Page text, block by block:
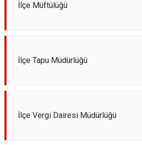
İlçe Müftülüğü
İlçe Tapu Müdürlüğü
İlçe Vergi Dairesi Müdürlüğü